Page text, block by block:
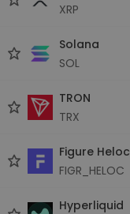
XRP
Solana
SOL
TRON
TRX
Figure Heloc
FIGR_HELOC
Hyperliquid